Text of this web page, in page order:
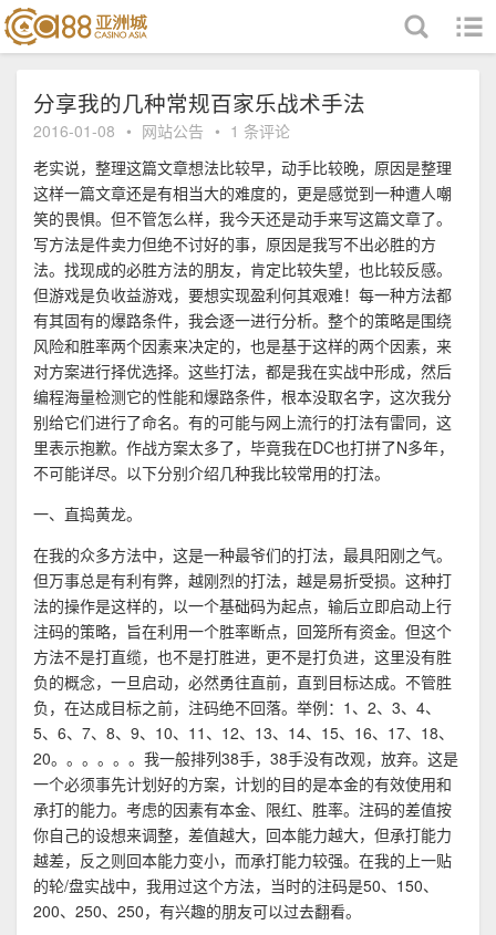
分享我的几种常规百家乐战术手法
2016-01-08 • 网站公告 • 1 条评论
老实说，整理这篇文章想法比较早，动手比较晚，原因是整理
这样一篇文章还是有相当大的难度的，更是感觉到一种遭人嘲
笑的畏惧。但不管怎么样，我今天还是动手来写这篇文章了。
写方法是件卖力但绝不讨好的事，原因是我写不出必胜的方
法。找现成的必胜方法的朋友，肯定比较失望，也比较反感。
但游戏是负收益游戏，要想实现盈利何其艰难！每一种方法都
有其固有的爆路条件，我会逐一进行分析。整个的策略是围绕
风险和胜率两个因素来决定的，也是基于这样的两个因素，来
对方案进行择优选择。这些打法，都是我在实战中形成，然后
编程海量检测它的性能和爆路条件，根本没取名字，这次我分
别给它们进行了命名。有的可能与网上流行的打法有雷同，这
里表示抱歉。作战方案太多了，毕竟我在DC也打拼了N多年，
不可能详尽。以下分别介绍几种我比较常用的打法。
一、直捣黄龙。
在我的众多方法中，这是一种最爷们的打法，最具阳刚之气。
但万事总是有利有弊，越刚烈的打法，越是易折受损。这种打
法的操作是这样的，以一个基础码为起点，输后立即启动上行
注码的策略，旨在利用一个胜率断点，回笼所有资金。但这个
方法不是打直缆，也不是打胜进，更不是打负进，这里没有胜
负的概念，一旦启动，必然勇往直前，直到目标达成。不管胜
负，在达成目标之前，注码绝不回落。举例：1、2、3、4、
5、6、7、8、9、10、11、12、13、14、15、16、17、18、
20。。。。。。我一般排列38手，38手没有改观，放弃。这是
一个必须事先计划好的方案，计划的目的是本金的有效使用和
承打的能力。考虑的因素有本金、限红、胜率。注码的差值按
你自己的设想来调整，差值越大，回本能力越大，但承打能力
越差，反之则回本能力变小，而承打能力较强。在我的上一贴
的轮/盘实战中，我用过这个方法，当时的注码是50、150、
200、250、250，有兴趣的朋友可以过去翻看。